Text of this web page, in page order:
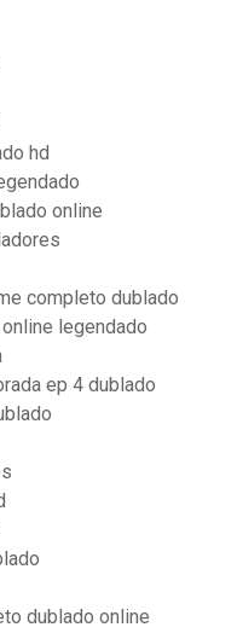
hd
online
completo dublado
legendado
ep 4 dublado
dublado online